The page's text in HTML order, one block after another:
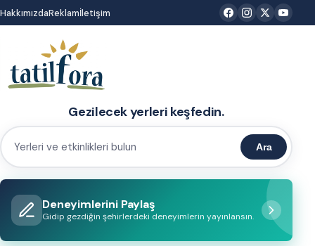
İçeriğe
atla
HakkımızdaReklamİletişim
Gezilecek yerleri keşfedin.
Yerleri
etkinlikleri
bulun
Ara
Deneyimlerini Paylaş
Gidip gezdiğin şehirlerdeki deneyimlerin yayınlansın.